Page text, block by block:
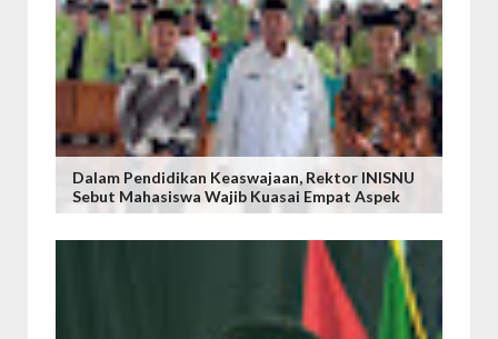
Dalam Pendidikan Keaswajaan, Rektor INISNU
Sebut Mahasiswa Wajib Kuasai Empat Aspek